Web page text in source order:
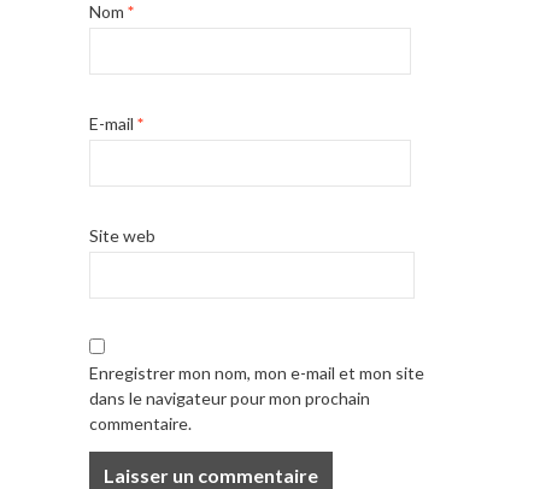
Nom *
E-mail *
Site web
Enregistrer mon nom, mon e-mail et mon site
dans le navigateur pour mon prochain
commentaire.